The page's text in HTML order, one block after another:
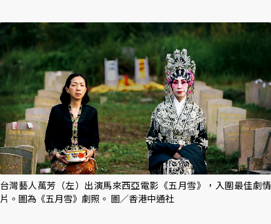
台灣藝人萬芳（左）出演馬來西亞電影《五月雪》，入圍最佳劇情
片。圖為《五月雪》劇照。 圖／香港中通社